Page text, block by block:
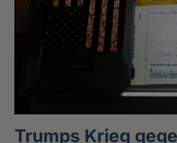
Trumps Krieg